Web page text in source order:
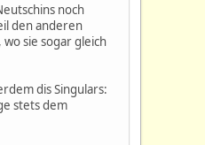
noch
den anderen
sie sogar gleich
dis Singulars:
stets dem